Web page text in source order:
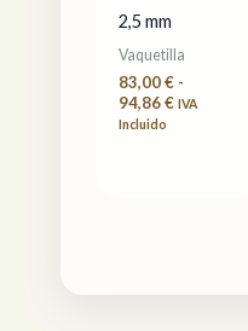
2,5 mm
Vaquetilla
83,00€ -
94,86€ IVA
Incluido